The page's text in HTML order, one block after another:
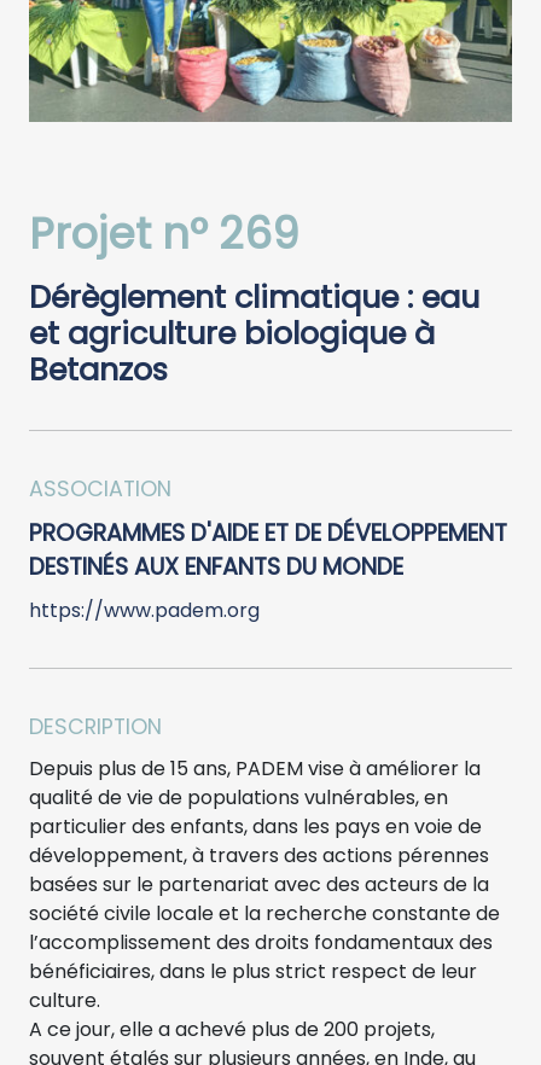
Projet n° 269
Dérèglement climatique : eau
et agriculture biologique à
Betanzos
ASSOCIATION
PROGRAMMES D'AIDE ET DE DÉVELOPPEMENT
DESTINÉS AUX ENFANTS DU MONDE
https://www.padem.org
DESCRIPTION
Depuis plus de 15 ans, PADEM vise à améliorer la
qualité de vie de populations vulnérables, en
particulier des enfants, dans les pays en voie de
développement, à travers des actions pérennes
basées sur le partenariat avec des acteurs de la
société civile locale et la recherche constante de
l’accomplissement des droits fondamentaux des
bénéficiaires, dans le plus strict respect de leur
culture.
A ce jour, elle a achevé plus de 200 projets,
souvent étalés sur plusieurs années, en Inde, au